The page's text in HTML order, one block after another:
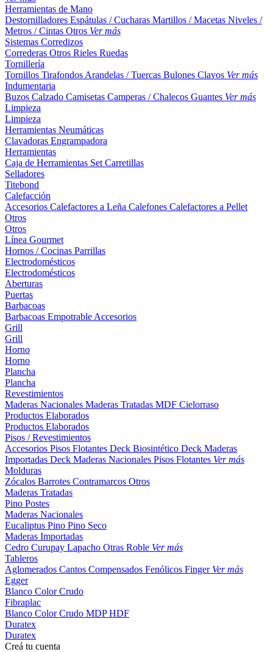
Herramientas de Mano
Destornilladores Espátulas / Cucharas Martillos / Macetas Niveles /
Metros / Cintas Otros Ver más
Sistemas Corredizos
Correderas Otros Rieles Ruedas
Tornillería
Tornillos Tirafondos Arandelas / Tuercas Bulones Clavos Ver más
Indumentaria
Buzos Calzado Camisetas Camperas / Chalecos Guantes Ver más
Limpieza
Limpieza
Herramientas Neumáticas
Clavadoras Engrampadora
Herramientas
Caja de Herramientas Set Carretillas
Selladores
Titebond
Calefacción
Accesorios Calefactores a Leña Calefones Calefactores a Pellet
Otros
Otros
Línea Gourmet
Hornos / Cocinas Parrillas
Electrodomésticos
Electrodomésticos
Aberturas
Puertas
Barbacoas
Barbacoas Empotrable Accesorios
Grill
Grill
Horno
Horno
Plancha
Plancha
Revestimientos
Maderas Nacionales Maderas Tratadas MDF Cielorraso
Productos Elaborados
Productos Elaborados
Pisos / Revestimientos
Accesorios Pisos Flotantes Deck Biosintético Deck Maderas
Importadas Deck Maderas Nacionales Pisos Flotantes Ver más
Molduras
Zócalos Barrotes Contramarcos Otros
Maderas Tratadas
Pino Postes
Maderas Nacionales
Eucaliptus Pino Pino Seco
Maderas Importadas
Cedro Curupay Lapacho Otras Roble Ver más
Tableros
Aglomerados Cantos Compensados Fenólicos Finger Ver más
Egger
Blanco ColorCrudo
Fibraplac
Blanco ColorCrudo MDPHDF
Duratex
Duratex
Creá tu cuenta